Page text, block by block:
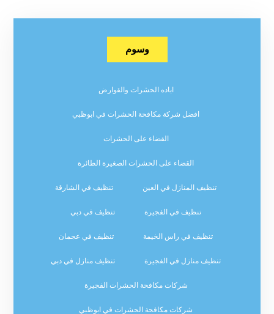
وسوم
اباده الحشرات والقوارض
افضل شركة مكافحة الحشرات في ابوظبي
القضاء على الحشرات
القضاء على الحشرات الصغيرة الطائرة
تنظيف المنازل في العين تنظيف في الشارقة
تنظيف في الفجيرة تنظيف في دبي
تنظيف في راس الخيمة تنظيف في عجمان
تنظيف منازل في الفجيرة تنظيف منازل في دبي
شركات مكافحة الحشرات الفجيرة
شركات مكافحة الحشرات في ابوظبي